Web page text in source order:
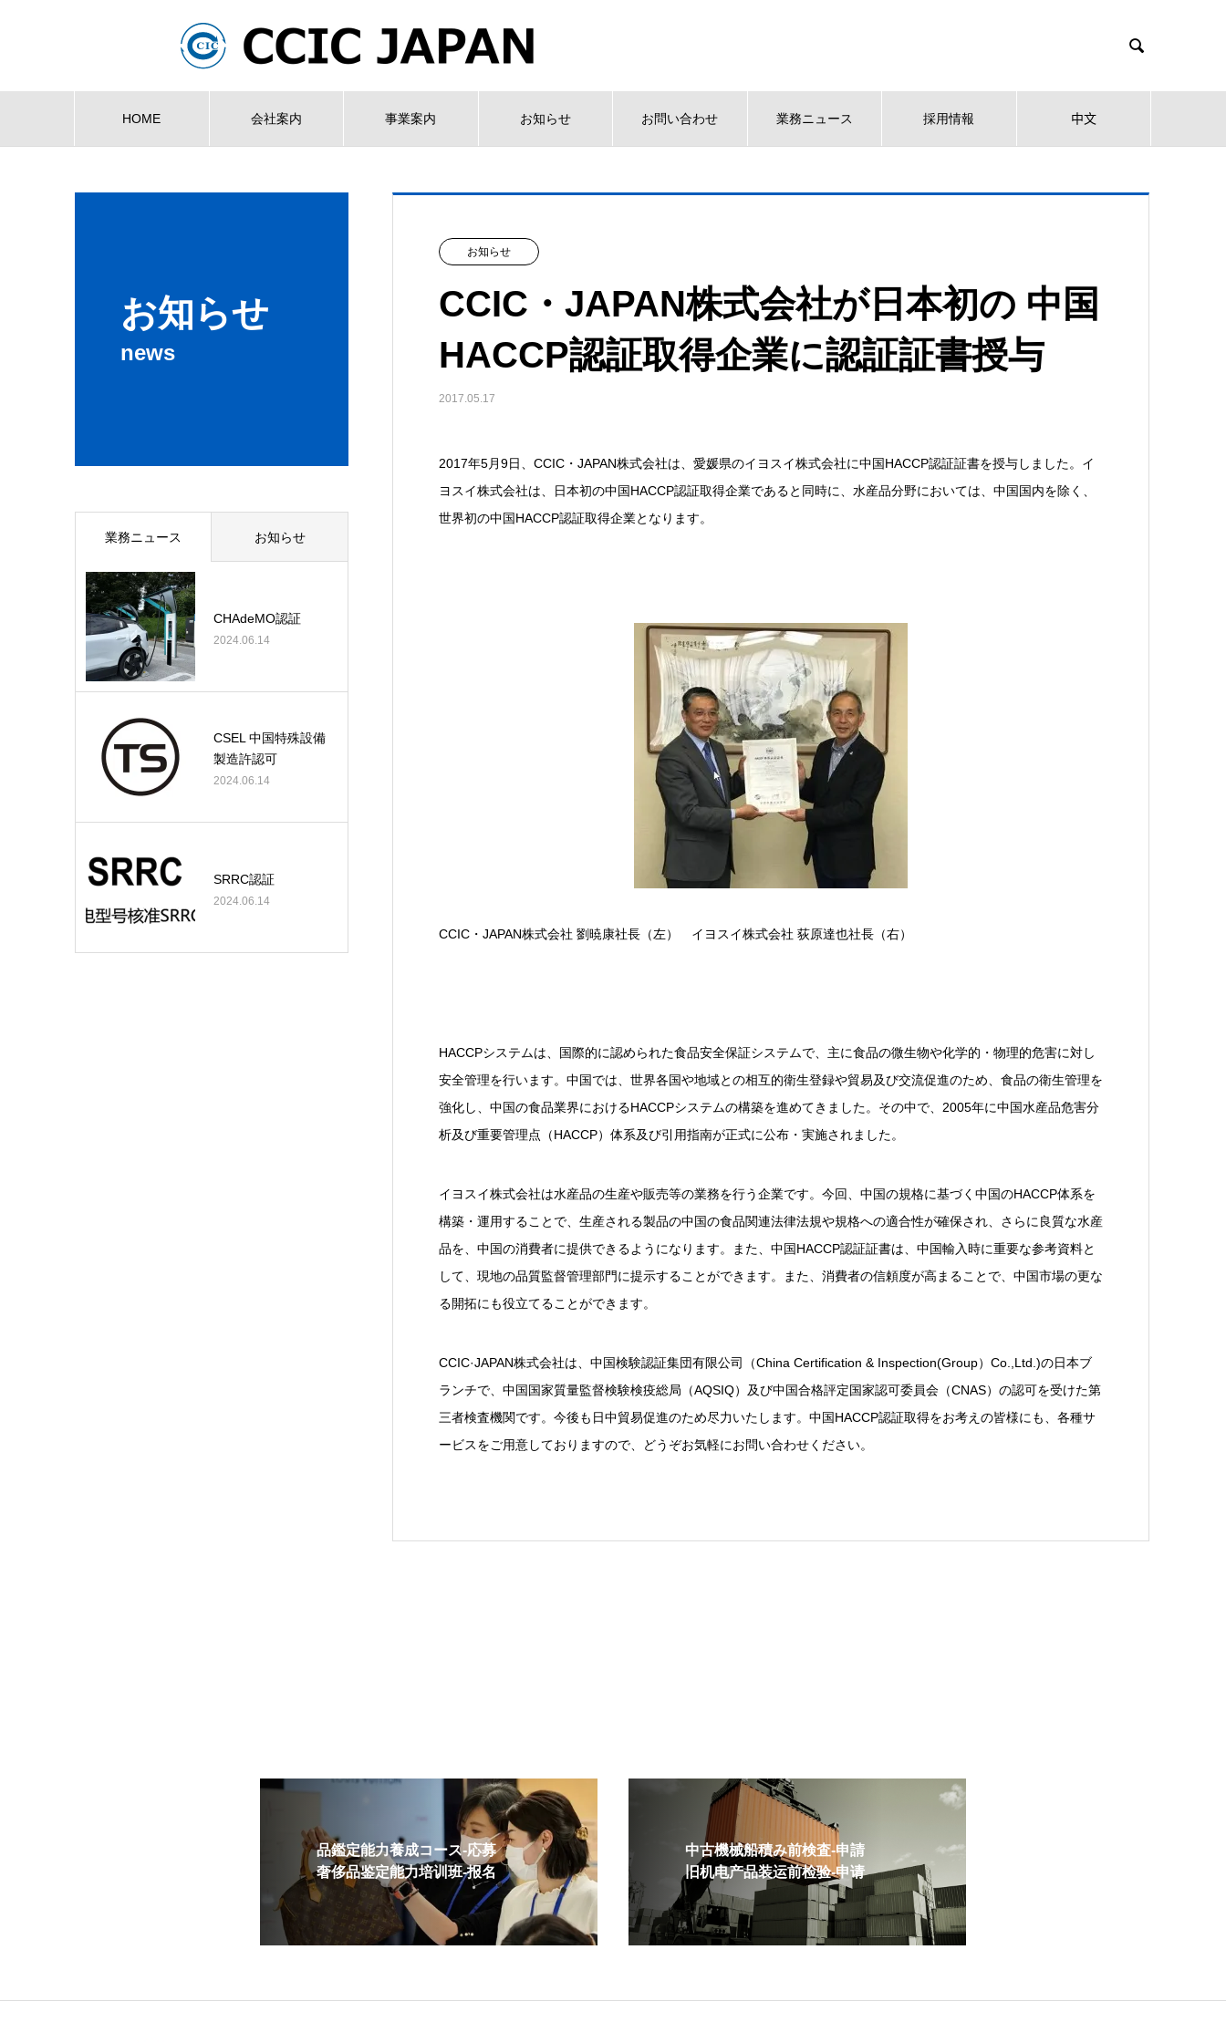

HOME 会社案内 事業案内 お知らせ お問い合わせ 業務ニュース 採用情報 中文
お知らせ
news
お知らせ
CCIC・JAPAN株式会社が日本初の 中国
HACCP認証取得企業に認証証書授与
2017.05.17
2017年5月9日、CCIC・JAPAN株式会社は、愛媛県のイヨスイ株式会社に中国HACCP認証証書を授与しました。イ
ヨスイ株式会社は、日本初の中国HACCP認証取得企業であると同時に、水産品分野においては、中国国内を除く、
世界初の中国HACCP認証取得企業となります。
CCIC・JAPAN株式会社 劉暁康社長（左） イヨスイ株式会社 荻原達也社長（右）
HACCPシステムは、国際的に認められた食品安全保証システムで、主に食品の微生物や化学的・物理的危害に対し
安全管理を行います。中国では、世界各国や地域との相互的衛生登録や貿易及び交流促進のため、食品の衛生管理を
強化し、中国の食品業界におけるHACCPシステムの構築を進めてきました。その中で、2005年に中国水産品危害分
析及び重要管理点（HACCP）体系及び引用指南が正式に公布・実施されました。
イヨスイ株式会社は水産品の生産や販売等の業務を行う企業です。今回、中国の規格に基づく中国のHACCP体系を
構築・運用することで、生産される製品の中国の食品関連法律法規や規格への適合性が確保され、さらに良質な水産
品を、中国の消費者に提供できるようになります。また、中国HACCP認証証書は、中国輸入時に重要な参考資料と
して、現地の品質監督管理部門に提示することができます。また、消費者の信頼度が高まることで、中国市場の更な
る開拓にも役立てることができます。
CCIC·JAPAN株式会社は、中国検験認証集団有限公司（China Certification & Inspection(Group）Co.,Ltd.)の日本ブ
ランチで、中国国家質量監督検験検疫総局（AQSIQ）及び中国合格評定国家認可委員会（CNAS）の認可を受けた第
三者検査機関です。今後も日中貿易促進のため尽力いたします。中国HACCP認証取得をお考えの皆様にも、各種サ
ービスをご用意しておりますので、どうぞお気軽にお問い合わせください。
業務ニュース お知らせ
CHAdeMO認証
2024.06.14
CSEL 中国特殊設備
製造許認可
2024.06.14
SRRC認証
2024.06.14
品鑑定能力養成コース-応募
奢侈品鉴定能力培训班-报名
中古機械船積み前検査-申請
旧机电产品装运前检验-申请